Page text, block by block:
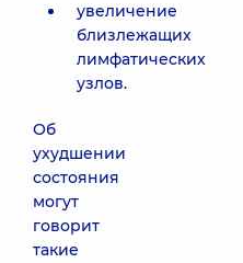
увеличение
близлежащих
лимфатических
узлов.
Об
ухудшении
состояния
могут
говорит
такие